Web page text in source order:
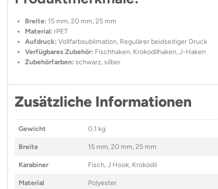
Breite: 15 mm, 20 mm, 25 mm
Material: rPET
Aufdruck: Vollfarbsublimation, Regulärer beidseitiger Druck
Verfügbares Zubehör: Fischhaken, Krokodilhaken, J-Haken
Zubehörfarben: schwarz, silber
Zusätzliche Informationen
Gewicht 0,1 kg
Breite 15 mm, 20 mm, 25 mm
Karabiner Fisch, J Hook, Krokodil
Material Polyester